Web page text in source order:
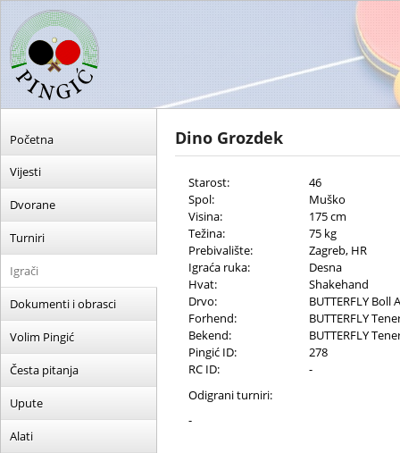
Početna
Vijesti
Dvorane
Turniri
Igrači
Dokumenti i obrasci
Volim Pingić
Česta pitanja
Upute
Alati
Dino Grozdek
Starost:
46
Spol:
Muško
Visina:
175 cm
Težina:
75 kg
Prebivalište:
Zagreb, HR
Igraća ruka:
Desna
Hvat:
Shakehand
Drvo:
BUTTERFLY Boll
Forhend:
BUTTERFLY
Bekend:
BUTTERFLY
Pingić ID:
278
RC ID:
-
Odigrani turniri:
-